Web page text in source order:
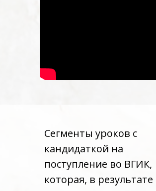
Сегменты уроков с
кандидаткой на
поступление во ВГИК,
которая, в результате